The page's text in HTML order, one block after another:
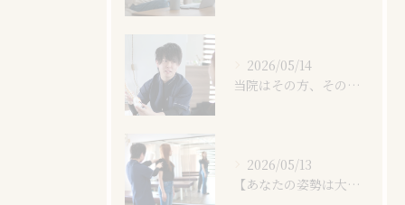
2026/05/14
当院はその方、その日の身体の状態に合わせた最適な施術をしております。｜岐阜市鏡島精華にある西岐阜ヒカリノ接骨院・整体院
2026/05/13
【あなたの姿勢は大丈夫？】姿勢悪化による身体の様々な悪影響｜岐阜市鏡島精華にある西岐阜ヒカリノ接骨院・整体院